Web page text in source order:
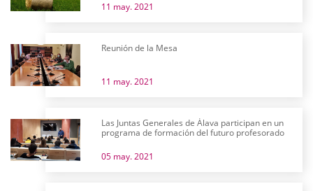
11 may. 2021
Reunión de la Mesa
11 may. 2021
Las Juntas Generales de Álava participan en un
programa de formación del futuro profesorado
05 may. 2021